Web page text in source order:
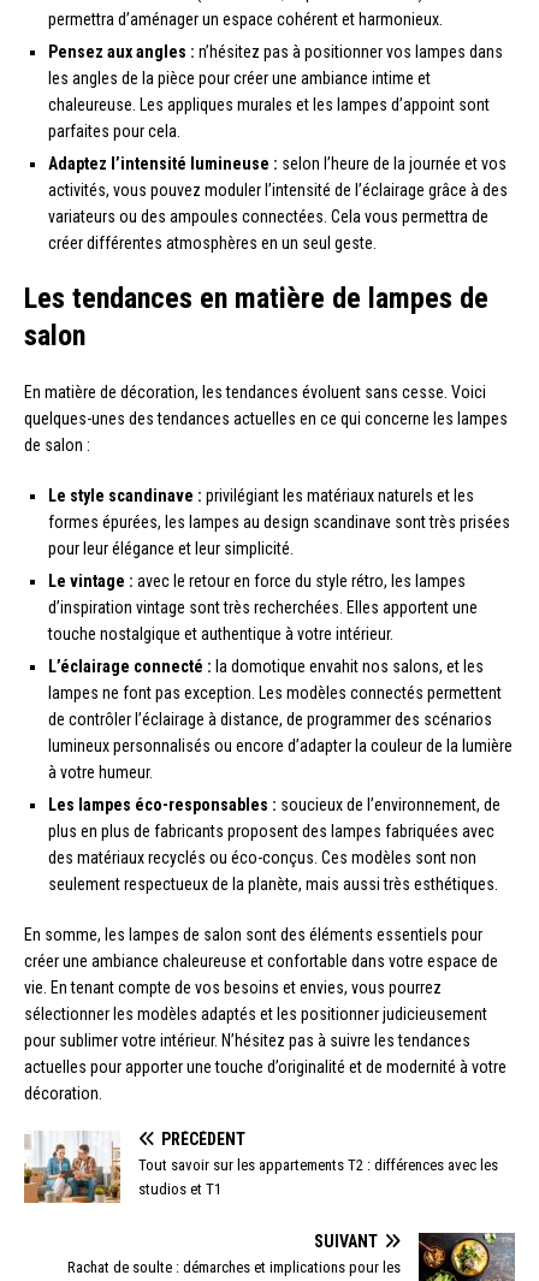
permettra d’aménager un espace cohérent et harmonieux.
Pensez aux angles : n’hésitez pas à positionner vos lampes dans
les angles de la pièce pour créer une ambiance intime et
chaleureuse. Les appliques murales et les lampes d’appoint sont
parfaites pour cela.
Adaptez l’intensité lumineuse : selon l’heure de la journée et vos
activités, vous pouvez moduler l’intensité de l’éclairage grâce à des
variateurs ou des ampoules connectées. Cela vous permettra de
créer différentes atmosphères en un seul geste.
Les tendances en matière de lampes de
salon
En matière de décoration, les tendances évoluent sans cesse. Voici
quelques-unes des tendances actuelles en ce qui concerne les lampes
de salon :
Le style scandinave : privilégiant les matériaux naturels et les
formes épurées, les lampes au design scandinave sont très prisées
pour leur élégance et leur simplicité.
Le vintage : avec le retour en force du style rétro, les lampes
d’inspiration vintage sont très recherchées. Elles apportent une
touche nostalgique et authentique à votre intérieur.
L’éclairage connecté : la domotique envahit nos salons, et les
lampes ne font pas exception. Les modèles connectés permettent
de contrôler l’éclairage à distance, de programmer des scénarios
lumineux personnalisés ou encore d’adapter la couleur de la lumière
à votre humeur.
Les lampes éco-responsables : soucieux de l’environnement, de
plus en plus de fabricants proposent des lampes fabriquées avec
des matériaux recyclés ou éco-conçus. Ces modèles sont non
seulement respectueux de la planète, mais aussi très esthétiques.
En somme, les lampes de salon sont des éléments essentiels pour
créer une ambiance chaleureuse et confortable dans votre espace de
vie. En tenant compte de vos besoins et envies, vous pourrez
sélectionner les modèles adaptés et les positionner judicieusement
pour sublimer votre intérieur. N’hésitez pas à suivre les tendances
actuelles pour apporter une touche d’originalité et de modernité à votre
décoration.
PRÉCÉDENT
Tout savoir sur les appartements T2 : différences avec les
studios et T1
SUIVANT
Rachat de soulte : démarches et implications pour les